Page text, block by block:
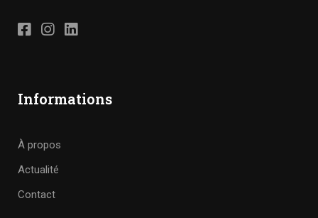
Informations
À propos
Actualité
Contact